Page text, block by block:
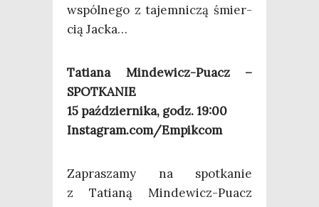
wspól­ne­go z tajem­ni­czą śmier­
cią Jacka…
Tatia­na Min­de­wicz-Puacz –
SPOTKANIE
15 paź­dzier­ni­ka, godz. 19:00
Instagram.com/Empikcom
Zapra­sza­my na spo­tka­nie
z Tatia­ną Min­de­wicz-Puacz